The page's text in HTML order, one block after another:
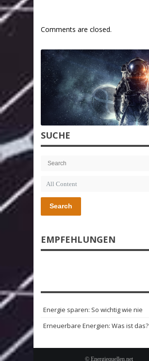
Comments are closed.
SUCHE
Search
EMPFEHLUNGEN
Energie sparen: So wichtig wie nie
Erneuerbare Energien: Was ist das?
© Energiequellen.net